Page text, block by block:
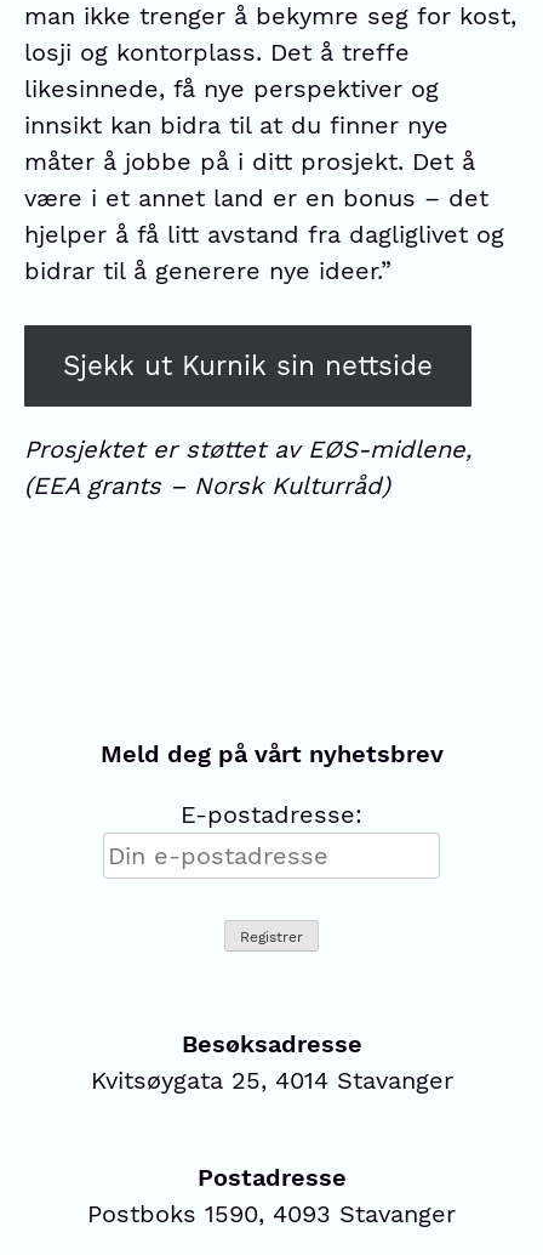
man ikke trenger å bekymre seg for kost,
losji og kontorplass. Det å treffe
likesinnede, få nye perspektiver og
innsikt kan bidra til at du finner nye
måter å jobbe på i ditt prosjekt. Det å
være i et annet land er en bonus – det
hjelper å få litt avstand fra dagliglivet og
bidrar til å generere nye ideer.”
Sjekk ut Kurnik sin nettside
Prosjektet er støttet av EØS-midlene,
(EEA grants – Norsk Kulturråd)
Meld deg på vårt nyhetsbrev
E-postadresse:
Besøksadresse
Kvitsøygata 25, 4014 Stavanger
Postadresse
Postboks 1590, 4093 Stavanger